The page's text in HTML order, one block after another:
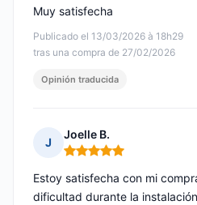
Publicado el 13/03/2026 à 18h29
tras una compra de 27/02/2026
Muy satisfecha
Opinión traducida
J
Joelle B.
Nota: 5 de 5
Estoy satisfecha con mi
dificultad durante la